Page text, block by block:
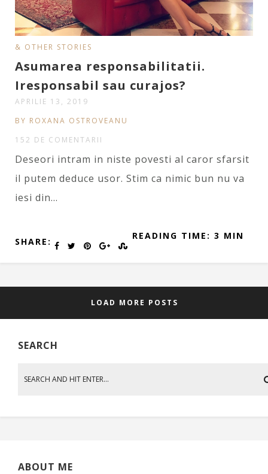
& OTHER STORIES
Asumarea responsabilitatii.
Iresponsabil sau curajos?
APRILIE 13, 2019
BY ROXANA OSTROVEANU
152 DE COMENTARII
Deseori intram in niste povesti al caror sfarsit
il putem deduce usor. Stim ca nimic bun nu va
iesi din…
SHARE:
READING TIME: 3 MIN
LOAD MORE POSTS
SEARCH
ABOUT ME